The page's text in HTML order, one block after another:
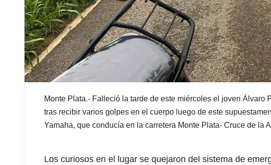
Monte Plata.- Falleció la tarde de este miércoles el joven Álvaro
tras recibir varios golpes en el cuerpo luego de este
Yamaha, que conducía en la carretera Monte Plata- Cruce de la
Los curiosos en el lugar se quejaron del sistema de